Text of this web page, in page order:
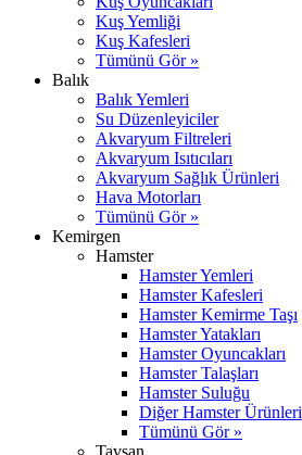
Kuş Yemliği
Kuş Kafesleri
Tümünü Gör »
Balık
Balık Yemleri
Su Düzenleyiciler
Akvaryum Filtreleri
Akvaryum Isıtıcıları
Akvaryum Sağlık Ürünleri
Hava Motorları
Tümünü Gör »
Kemirgen
Hamster
Hamster Yemleri
Hamster Kafesleri
Hamster Kemirme Taşı
Hamster Yatakları
Hamster Oyuncakları
Hamster Talaşları
Hamster Suluğu
Diğer Hamster Ürünleri
Tümünü Gör »
Tavşan